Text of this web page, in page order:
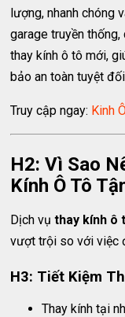
lượng, nhanh chóng
garage truyền
thay kính ô tô mới,
bảo an toàn tuyệt
Truy cập ngay: Kinh
H2: Vì Sao
Kính Ô Tô
Dịch vụthay kính ô
vượt trội so với việc
H3: Tiết Kiệm
Thay kính tại